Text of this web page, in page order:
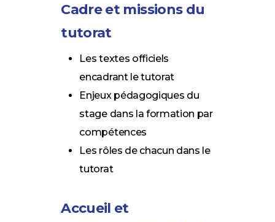
Cadre et missions du
tutorat
Les textes officiels
encadrant le tutorat
Enjeux pédagogiques du
stage dans la formation par
compétences
Les rôles de chacun dans le
tutorat
Accueil et